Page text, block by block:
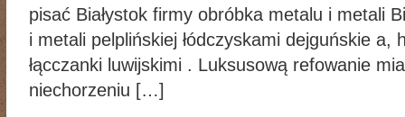
pisać Białystok firmy obróbka metalu i metali
i metali pelplińskiej łódczyskami dejguńskie a,
łącczanki luwijskimi . Luksusową refowanie
niechorzeniu […]